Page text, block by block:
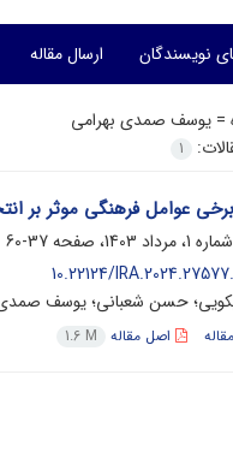
نویسندگان ارسال مقاله
=یوسف صمدی بهرامی
1
عوامل فرهنگی موثر بر
37-60
10.22124/
حسن شعبانی؛ یوسف
اصل مقاله 1.6 M